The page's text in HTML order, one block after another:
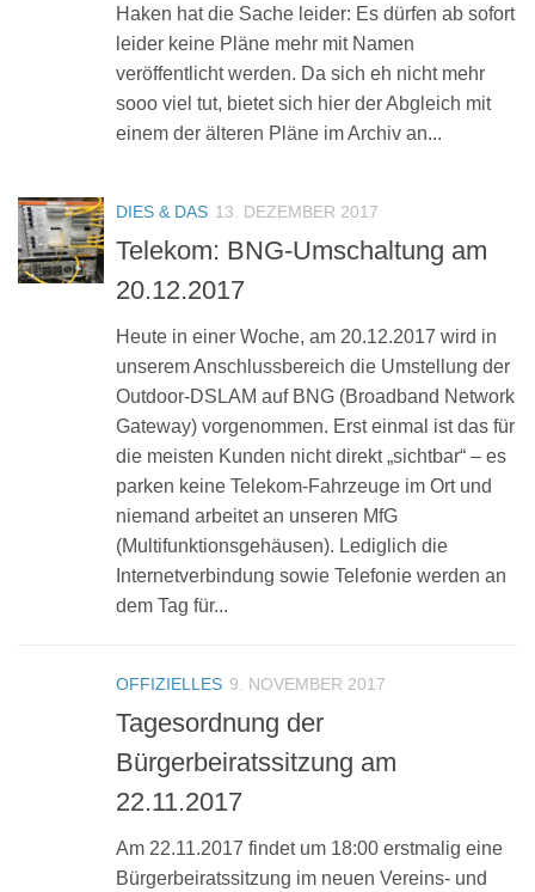
Haken hat die Sache leider: Es dürfen ab sofort
leider keine Pläne mehr mit Namen
veröffentlicht werden. Da sich eh nicht mehr
sooo viel tut, bietet sich hier der Abgleich mit
einem der älteren Pläne im Archiv an...
DIES & DAS 13. DEZEMBER 2017
Telekom: BNG-Umschaltung am
20.12.2017
Heute in einer Woche, am 20.12.2017 wird in
unserem Anschlussbereich die Umstellung der
Outdoor-DSLAM auf BNG (Broadband Network
Gateway) vorgenommen. Erst einmal ist das für
die meisten Kunden nicht direkt „sichtbar“ – es
parken keine Telekom-Fahrzeuge im Ort und
niemand arbeitet an unseren MfG
(Multifunktionsgehäusen). Lediglich die
Internetverbindung sowie Telefonie werden an
dem Tag für...
OFFIZIELLES 9. NOVEMBER 2017
Tagesordnung der
Bürgerbeiratssitzung am
22.11.2017
Am 22.11.2017 findet um 18:00 erstmalig eine
Bürgerbeiratssitzung im neuen Vereins- und